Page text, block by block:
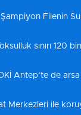
Şampiyon Filenin
sınırı 120
Antep’te de
Merkezleri ile